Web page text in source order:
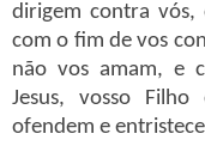
dirigem contra vós,
com o fim de vos
não vos amam, e
Jesus, vosso
ofendem e